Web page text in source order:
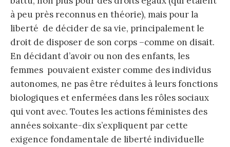
à peu près reconnus en théorie), mais pour la
liberté de décider de sa vie, principalement le
droit de disposer de son corps –comme on disait.
En décidant d’avoir ou non des enfants, les
femmes pouvaient exister comme des individus
autonomes, ne pas être réduites à leurs fonctions
biologiques et enfermées dans les rôles sociaux
qui vont avec. Toutes les actions féministes des
années soixante-dix s’expliquent par cette
exigence fondamentale de liberté individuelle